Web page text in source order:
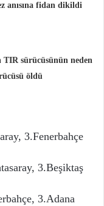
anısına fidan dikildi
TIR sürücüsünün neden
öldü
3.Fenerbahçe
3.Beşiktaş
3.Adana